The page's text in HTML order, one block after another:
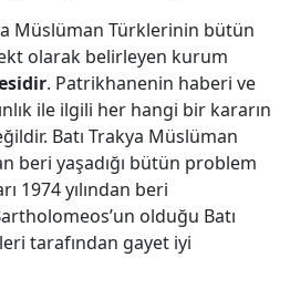
Müslüman Türklerinin bütün
olarak belirleyen kurum
. Patrikhanenin haberi ve
ile ilgili her hangi bir kararın
Batı Trakya Müslüman
beri yaşadığı bütün problem
1974 yılından beri
olduğu Batı
tarafından gayet iyi